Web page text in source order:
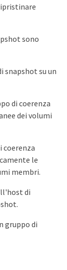
sono
snapshot su un
di coerenza
dei volumi
coerenza
le
membri.
di
gruppo di